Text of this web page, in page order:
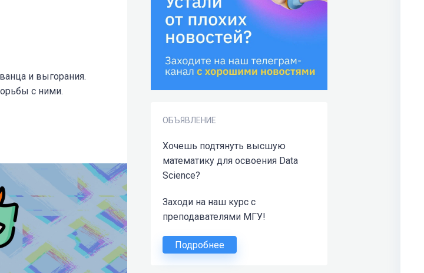
ОБЪЯВЛЕНИЕ
Хочешь подтянуть высшую
математику для освоения Data
Science?
Заходи на наш курс с
преподавателями МГУ!
Подробнее
и выгорания.
с ними.